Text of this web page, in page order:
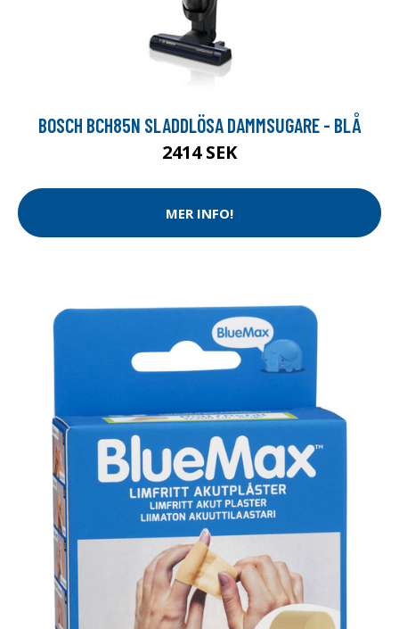
BOSCH BCH85N SLADDLÖSA DAMMSUGARE - BLÅ
2414 SEK
MER INFO!